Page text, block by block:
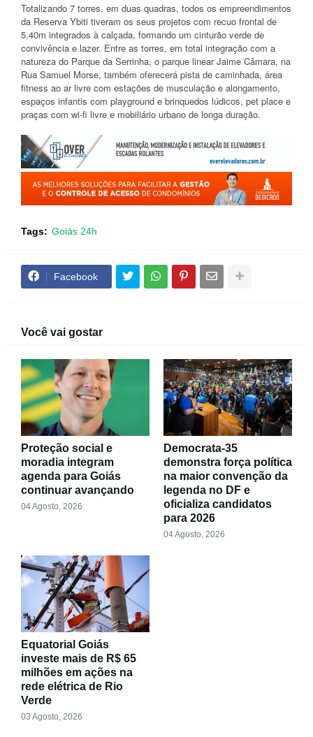
Totalizando 7 torres, em duas quadras, todos os empreendimentos
da Reserva Ybiti tiveram os seus projetos com recuo frontal de
5,40m integrados à calçada, formando um cinturão verde de
convivência e lazer. Entre as torres, em total integração com a
natureza do Parque da Serrinha, o parque linear Jaime Câmara, na
Rua Samuel Morse, também oferecerá pista de caminhada, área
fitness ao ar livre com estações de musculação e alongamento,
espaços infantis com playground e brinquedos lúdicos, pet place e
praças com wi-fi livre e mobiliário urbano de longa duração.
Tags: Goiás 24h
Facebook
Você vai gostar
Proteção social e
moradia integram
agenda para Goiás
continuar avançando
04 Agosto, 2026
Democrata-35
demonstra força política
na maior convenção da
legenda no DF e
oficializa candidatos
para 2026
04 Agosto, 2026
Equatorial Goiás
investe mais de R$ 65
milhões em ações na
rede elétrica de Rio
Verde
03 Agosto, 2026